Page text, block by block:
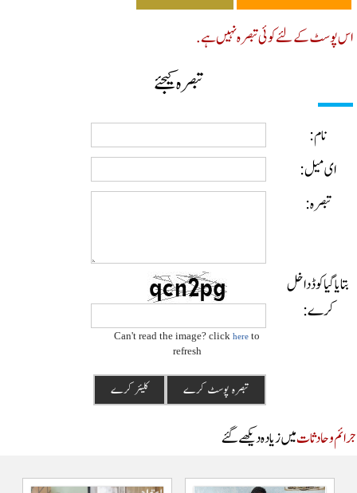
کے لئے کوئی تبصرہ نہیں ہے.
تبصرہ کیجئے
نام:
ای میل:
تبصرہ:
گیا کوڈ داخل
کرے:
Can't read the image? clickhere
refresh
و حادثاتمیں زیادہ دیکھے گئے